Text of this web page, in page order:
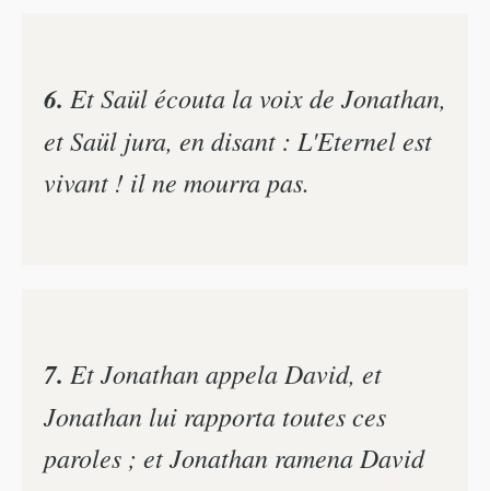
6. Et Saül écouta la voix de Jonathan,
et Saül jura, en disant : L'Eternel est
vivant ! il ne mourra pas.
7. Et Jonathan appela David, et
Jonathan lui rapporta toutes ces
paroles ; et Jonathan ramena David